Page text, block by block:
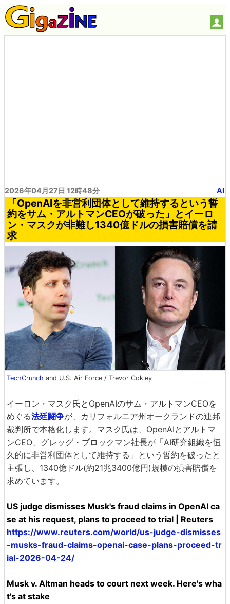
2026年04月27日 12時48分 AI
「OpenAIを非営利団体として維持するという誓
約をサム・アルトマンCEOが破った」とイーロ
ン・マスクが非難し1340億ドルの損害賠償を請
求
TechCrunch and U.S. Air Force / Trevor Cokley
イーロン・マスク氏とOpenAIのサム・アルトマンCEOを
めぐる法廷闘争が、カリフォルニア州オークランドの連邦
裁判所で本格化します。マスク氏は、OpenAIとアルトマ
ンCEO、グレッグ・ブロックマン社長が「AI研究組織を恒
久的に非営利団体として維持する」という誓約を破ったと
主張し、1340億ドル(約21兆3400億円)規模の損害賠償を
求めています。
US judge dismisses Musk's fraud claims in OpenAI ca
se at his request, plans to proceed to trial | Reuters
https://www.reuters.com/world/us-judge-dismisses
-musks-fraud-claims-openai-case-plans-proceed-tr
ial-2026-04-24/
Musk v. Altman heads to court next week. Here's wha
t's at stake